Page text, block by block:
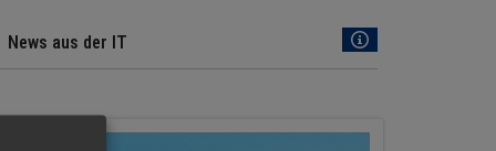
News aus der IT